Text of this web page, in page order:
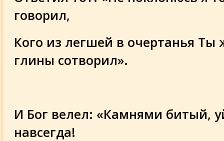
говорил,
Кого из легшей в очертанья Ты
глины сотворил».
И Бог велел: «Камнями битый,
навсегда!